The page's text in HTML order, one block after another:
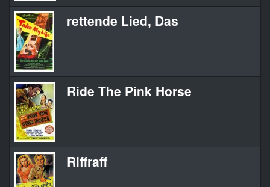
rettende Lied, Das
Ride The Pink Horse
Riffraff